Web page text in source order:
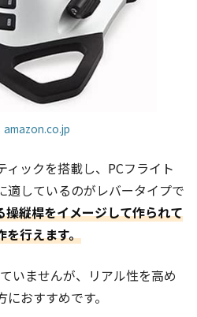
amazon.co.jp
ックを搭載し、PCフライト
適しているのがレバータイプで
操縦桿をイメージして作られて
を行えます。
いませんが、リアル性を高め
おすすめです。